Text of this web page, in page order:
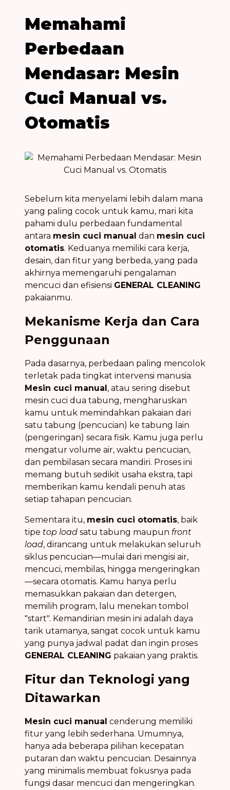
Memahami
Perbedaan
Mendasar: Mesin
Cuci Manual vs.
Otomatis
Sebelum kita menyelami lebih dalam mana
yang paling cocok untuk kamu, mari kita
pahami dulu perbedaan fundamental
antara mesin cuci manual dan mesin cuci
otomatis. Keduanya memiliki cara kerja,
desain, dan fitur yang berbeda, yang pada
akhirnya memengaruhi pengalaman
mencuci dan efisiensi GENERAL CLEANING
pakaianmu.
Mekanisme Kerja dan Cara
Penggunaan
Pada dasarnya, perbedaan paling mencolok
terletak pada tingkat intervensi manusia.
Mesin cuci manual, atau sering disebut
mesin cuci dua tabung, mengharuskan
kamu untuk memindahkan pakaian dari
satu tabung (pencucian) ke tabung lain
(pengeringan) secara fisik. Kamu juga perlu
mengatur volume air, waktu pencucian,
dan pembilasan secara mandiri. Proses ini
memang butuh sedikit usaha ekstra, tapi
memberikan kamu kendali penuh atas
setiap tahapan pencucian.
Sementara itu, mesin cuci otomatis, baik
tipe top load satu tabung maupun front
load, dirancang untuk melakukan seluruh
siklus pencucian—mulai dari mengisi air,
mencuci, membilas, hingga mengeringkan
—secara otomatis. Kamu hanya perlu
memasukkan pakaian dan detergen,
memilih program, lalu menekan tombol
"start". Kemandirian mesin ini adalah daya
tarik utamanya, sangat cocok untuk kamu
yang punya jadwal padat dan ingin proses
GENERAL CLEANING pakaian yang praktis.
Fitur dan Teknologi yang
Ditawarkan
Mesin cuci manual cenderung memiliki
fitur yang lebih sederhana. Umumnya,
hanya ada beberapa pilihan kecepatan
putaran dan waktu pencucian. Desainnya
yang minimalis membuat fokusnya pada
fungsi dasar mencuci dan mengeringkan.